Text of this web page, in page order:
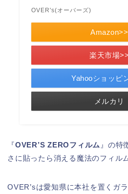
OVER's(オーバーズ)
Amazon>>
楽天市場>>
Yahooショッピ
メルカリ
『OVER’S ZEROフィルム 』の特
さに貼ったら消える魔法のフィル
OVER’sは愛知県に本社を置くガ